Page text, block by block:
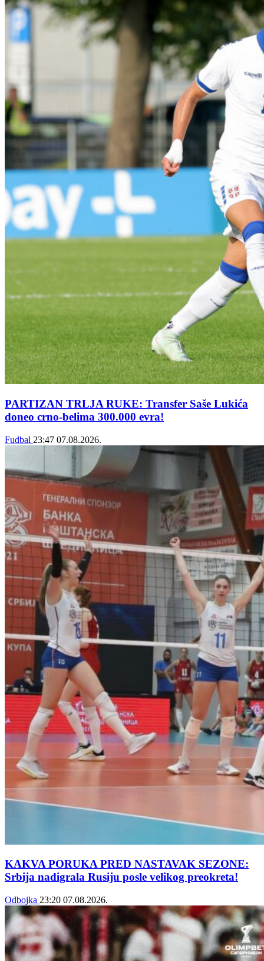
PARTIZAN TRLJA RUKE: Transfer Saše Lukića
doneo crno-belima 300.000 evra!
Fudbal 23:47 07.08.2026.
KAKVA PORUKA PRED NASTAVAK SEZONE:
Srbija nadigrala Rusiju posle velikog preokreta!
Odbojka 23:20 07.08.2026.